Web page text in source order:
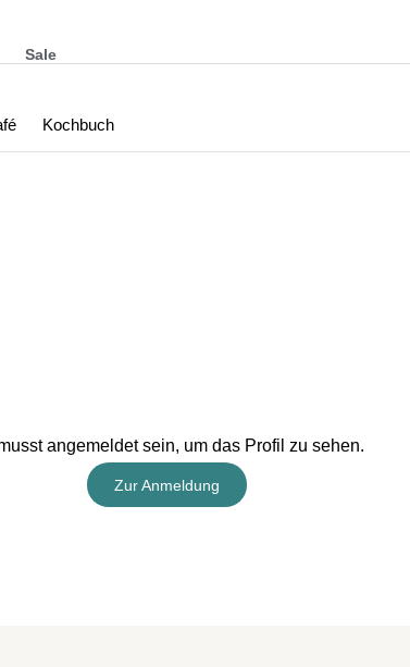
Sale
Kochbuch
angemeldet sein, um das Profil zu sehen.
Zur Anmeldung